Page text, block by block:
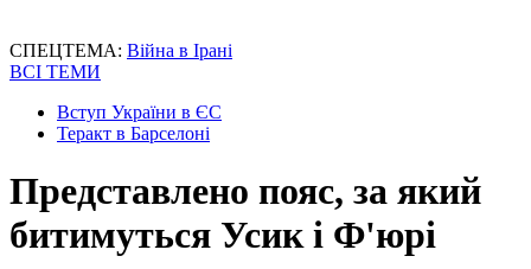
СПЕЦТЕМА: Війна в Ірані
ВСІ ТЕМИ
Вступ України в ЄС
Теракт в Барселоні
Представлено пояс, за який
битимуться Усик і Ф'юрі